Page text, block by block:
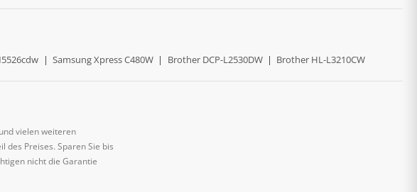
| Samsung Xpress C480W | Brother DCP-L2530DW | Brother HL-L3210CW
vielen weiteren
Preises. Sparen Sie bis
nicht die Garantie